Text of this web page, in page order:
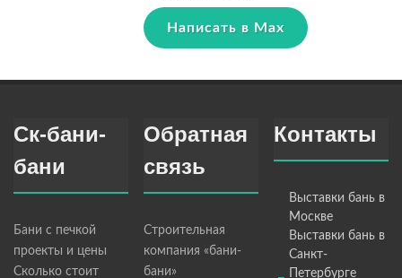
Написать в Max
Ск-бани-
бани
Бани с печкой
проекты и цены
Сколько стоит
Обратная
связь
Строительная
компания «бани-
бани»
Контакты
Выставки бань в
Москве
Выставки бань в
Санкт-
Петербурге